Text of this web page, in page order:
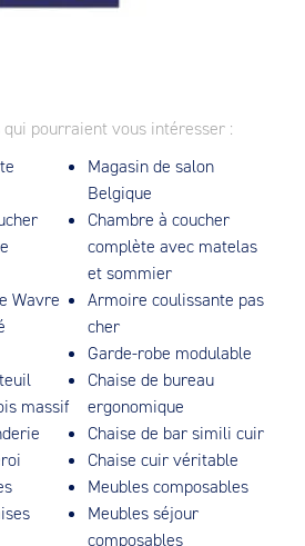
qui pourraient vous intéresser :
Wavre
massif
Magasin de salon
Belgique
Chambre à coucher
complète avec matelas
et sommier
Armoire coulissante pas
cher
Garde-robe modulable
Chaise de bureau
ergonomique
Chaise de bar simili cuir
Chaise cuir véritable
Meubles composables
Meubles séjour
composables